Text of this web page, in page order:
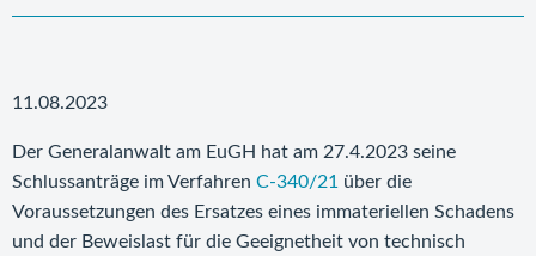
11.08.2023
Der Generalanwalt am EuGH hat am 27.4.2023 seine
Schlussanträge im Verfahren C-340/21 über die
Voraussetzungen des Ersatzes eines immateriellen Schadens
und der Beweislast für die Geeignetheit von technisch